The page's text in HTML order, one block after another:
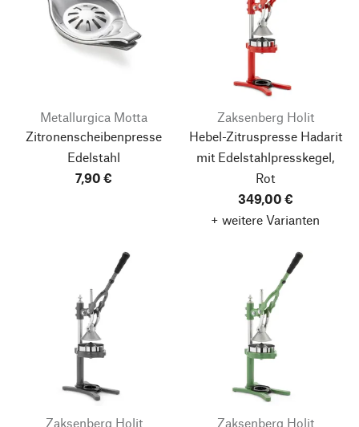
Metallurgica Motta
Zitronenscheibenpresse
Edelstahl
7,90 €
Zaksenberg Holit
Hebel-Zitruspresse Hadarit
mit Edelstahlpresskegel,
Rot
349,00 €
+ weitere Varianten
Zaksenberg Holit
Zaksenberg Holit